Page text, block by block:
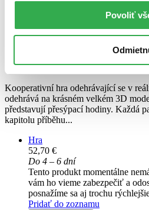
Povoliť
Příběhy pirátů
Daniel Skjold Pedersen
Kooperativní hra odehrávající se v
odehrává na krásném velkém 3D
představují přesýpací hodiny. Každá
kapitolu příběhu...
Hra
52,70 €
Do 4 – 6 dní
Tento produkt momentálne
vám ho vieme zabezpečiť a
posnažíme sa aj trochu
Pridať do zoznamu